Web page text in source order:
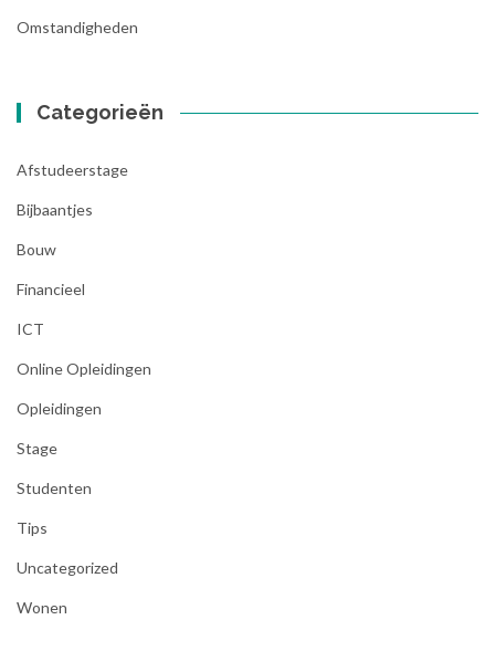
Omstandigheden
Categorieën
Afstudeerstage
Bijbaantjes
Bouw
Financieel
ICT
Online Opleidingen
Opleidingen
Stage
Studenten
Tips
Uncategorized
Wonen